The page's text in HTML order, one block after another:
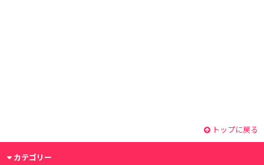
トップに戻る
カテゴリー